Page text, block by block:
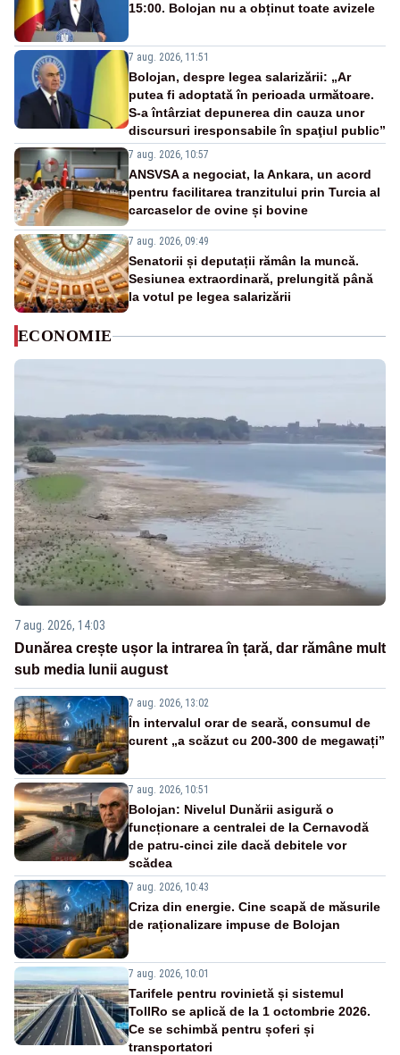
15:00. Bolojan nu a obținut toate avizele
7 aug. 2026, 11:51
Bolojan, despre legea salarizării: „Ar
putea fi adoptată în perioada următoare.
S-a întârziat depunerea din cauza unor
discursuri iresponsabile în spaţiul public”
7 aug. 2026, 10:57
ANSVSA a negociat, la Ankara, un acord
pentru facilitarea tranzitului prin Turcia al
carcaselor de ovine și bovine
7 aug. 2026, 09:49
Senatorii și deputații rămân la muncă.
Sesiunea extraordinară, prelungită până
la votul pe legea salarizării
ECONOMIE
7 aug. 2026, 14:03
Dunărea crește ușor la intrarea în țară, dar rămâne mult
sub media lunii august
7 aug. 2026, 13:02
În intervalul orar de seară, consumul de
curent „a scăzut cu 200-300 de megawați”
7 aug. 2026, 10:51
Bolojan: Nivelul Dunării asigură o
funcționare a centralei de la Cernavodă
de patru-cinci zile dacă debitele vor
scădea
7 aug. 2026, 10:43
Criza din energie. Cine scapă de măsurile
de raționalizare impuse de Bolojan
7 aug. 2026, 10:01
Tarifele pentru rovinietă și sistemul
TollRo se aplică de la 1 octombrie 2026.
Ce se schimbă pentru șoferi și
transportatori